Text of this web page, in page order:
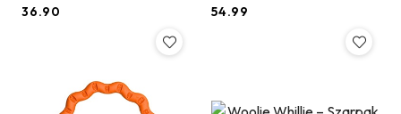
Cena:
36.90
Cena:
54.99